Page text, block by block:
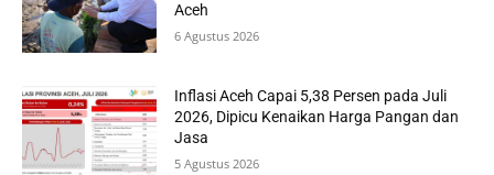
Aceh
6 Agustus 2026
Inflasi Aceh Capai 5,38 Persen pada Juli
2026, Dipicu Kenaikan Harga Pangan dan
Jasa
5 Agustus 2026